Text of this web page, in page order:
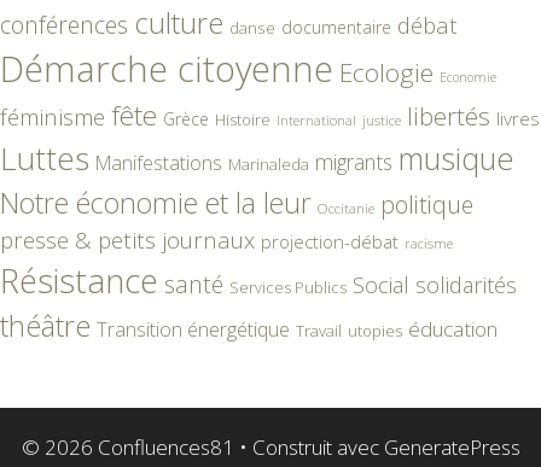
conférences culture danse documentaire débat
Démarche citoyenne Ecologie Economie
féminisme fête Grèce Histoire International justice libertés livres
Luttes Manifestations Marinaleda migrants musique
Notre économie et la leur Occitanie politique
presse & petits journaux projection-débat racisme
Résistance santé Services Publics Social solidarités
théâtre Transition énergétique Travail utopies éducation
© 2026 Confluences81 • Construit avec GeneratePress